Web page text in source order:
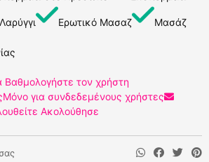
Ερωτικό Μασαζ
Μασάζ
Βαθμολογήστε τον χρήστη
Μόνο για συνδεδεμένους χρήστες
Ακολούθησε